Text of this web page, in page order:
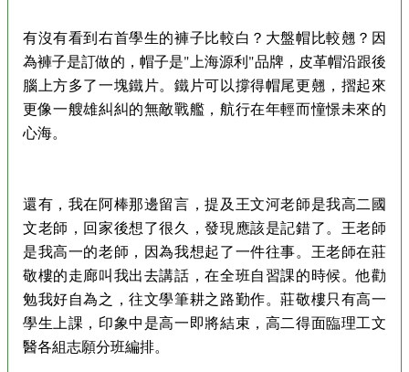
有沒有看到右首學生的褲子比較白？大盤帽比較翹？因
為褲子是訂做的，帽子是"上海源利"品牌，皮革帽沿跟後
腦上方多了一塊鐵片。鐵片可以撐得帽尾更翹，摺起來
更像一艘雄糾糾的無敵戰艦，航行在年輕而憧憬未來的
心海。
還有，我在阿棒那邊留言，提及王文河老師是我高二國
文老師，回家後想了很久，發現應該是記錯了。王老師
是我高一的老師，因為我想起了一件往事。王老師在莊
敬樓的走廊叫我出去講話，在全班自習課的時候。他勸
勉我好自為之，往文學筆耕之路勤作。莊敬樓只有高一
學生上課，印象中是高一即將結束，高二得面臨理工文
醫各組志願分班編排。